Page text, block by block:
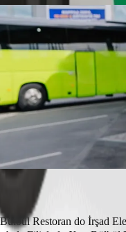
Bülbül
za do 6 osoba.
automobile.
djeci s pomoćnom
vožnje prilagođene
pomoći nudi vozila
automobilima po nižoj
Restoran do İrşad